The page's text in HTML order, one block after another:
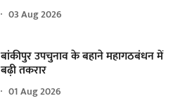
03 Aug 2026
बांकीपुर उपचुनाव के बहाने महागठबंधन में
बढ़ी तकरार
01 Aug 2026